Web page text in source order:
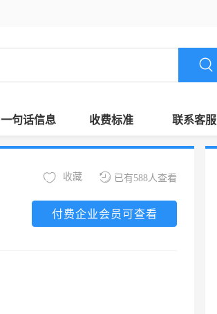
一句话信息 收费标准 联系客服
已有588人查看
收藏
付费企业会员可查看